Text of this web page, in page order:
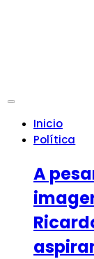
Inicio
Política
A